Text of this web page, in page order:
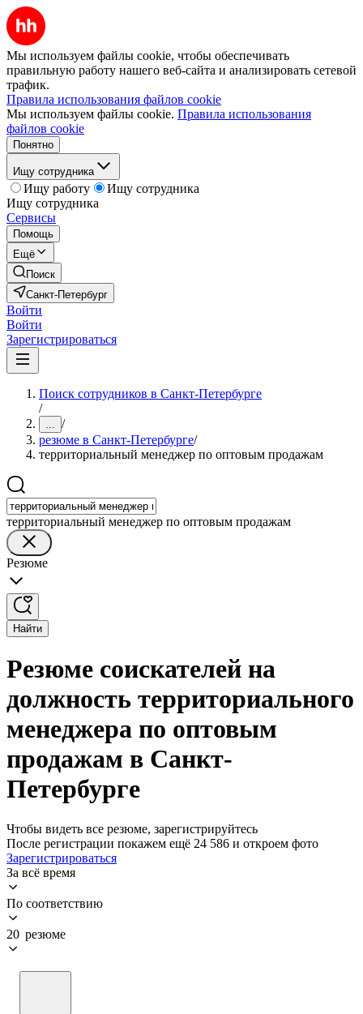
Мы используем файлы cookie, чтобы обеспечивать
правильную работу нашего веб-сайта и анализировать сетевой
трафик.
Правила использования файлов cookie
Мы используем файлы cookie. Правила использования
файлов cookie
Понятно
Ищу сотрудника
Ищу работу
Ищу сотрудника
Ищу сотрудника
Сервисы
Помощь
Ещё
Поиск
Санкт-Петербург
Войти
Войти
Зарегистрироваться
Поиск сотрудников в Санкт-Петербурге
/
... /
резюме в Санкт-Петербурге/
территориальный менеджер по оптовым продажам
территориальный менеджер по оптовым продажам
Резюме
Найти
Резюме соискателей на
должность территориального
менеджера по оптовым
продажам в Санкт-
Петербурге
Чтобы видеть все резюме, зарегистрируйтесь
После регистрации покажем ещё 24 586 и откроем фото
Зарегистрироваться
За всё время
По соответствию
20 резюме